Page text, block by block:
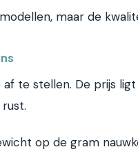
maar de
te stellen. De prijs
op de gram